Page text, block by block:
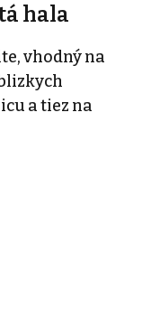
hala
vhodný na
a tiez na